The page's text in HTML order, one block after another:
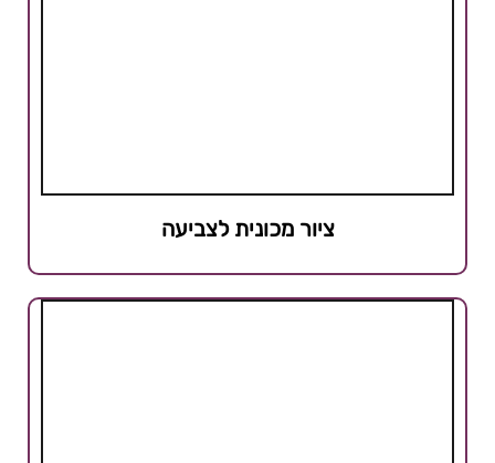
ציור מכונית לצביעה